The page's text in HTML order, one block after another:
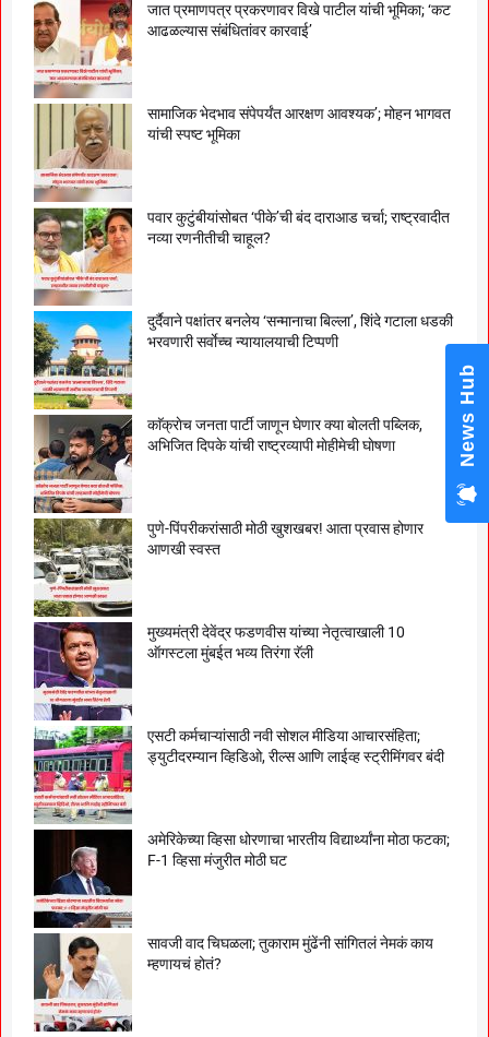
जात प्रमाणपत्र प्रकरणावर विखे पाटील यांची भूमिका; ‘कट
आढळल्यास संबंधितांवर कारवाई’
सामाजिक भेदभाव संपेपर्यंत आरक्षण आवश्यक’; मोहन भागवत
यांची स्पष्ट भूमिका
पवार कुटुंबीयांसोबत ‘पीके’ची बंद दाराआड चर्चा; राष्ट्रवादीत
नव्या रणनीतीची चाहूल?
दुर्दैवाने पक्षांतर बनलेय ‘सन्मानाचा बिल्ला’, शिंदे गटाला धडकी
भरवणारी सर्वाेच्च न्यायालयाची टिप्पणी
काॅक्राेच जनता पार्टी जाणून घेणार क्या बाेलती पब्लिक,
अभिजित दिपके यांची राष्ट्रव्यापी माेहीमेची घाेषणा
पुणे-पिंपरीकरांसाठी मोठी खुशखबर! आता प्रवास होणार
आणखी स्वस्त
मुख्यमंत्री देवेंद्र फडणवीस यांच्या नेतृत्वाखाली 10
ऑगस्टला मुंबईत भव्य तिरंगा रॅली
एसटी कर्मचाऱ्यांसाठी नवी सोशल मीडिया आचारसंहिता;
ड्युटीदरम्यान व्हिडिओ, रील्स आणि लाईव्ह स्ट्रीमिंगवर बंदी
अमेरिकेच्या व्हिसा धोरणाचा भारतीय विद्यार्थ्यांना मोठा फटका;
F-1 व्हिसा मंजुरीत मोठी घट
सावजी वाद चिघळला; तुकाराम मुंढेंनी सांगितलं नेमकं काय
म्हणायचं होतं?
News Hub